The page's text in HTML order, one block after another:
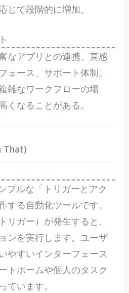
じて段階的に増加。
なアプリとの連携、直感
ェース、サポート体制。
複雑なワークフローの場
くなることがある。
That)
プルな「トリガーとアク
する自動化ツールです。
リガー）が発生すると、
ンを実行します。ユーザ
やすいインターフェース
トホームや個人のタスク
ています。